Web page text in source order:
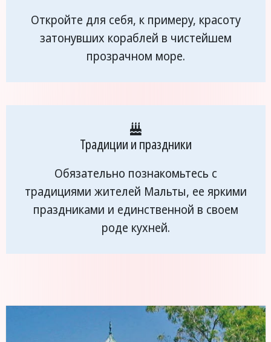
Откройте для себя, к примеру, красоту
затонувших кораблей в чистейшем
прозрачном море.
Традиции и праздники
Обязательно познакомьтесь с
традициями жителей Мальты, ее яркими
праздниками и единственной в своем
роде кухней.